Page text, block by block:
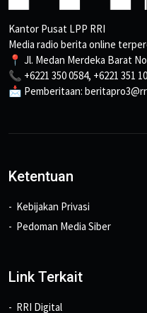
Kantor Pusat LPP RRI
Media radio berita online
📍 Jl. Medan Merdeka Barat
📞 +6221 350 0584, +6221 351
📩 Pemberitaan:
Ketentuan
Kebijakan Privasi
Pedoman Media Siber
Link Terkait
RRI Digital